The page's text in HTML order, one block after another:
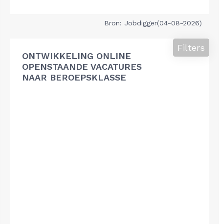
Bron: Jobdigger(04-08-2026)
ONTWIKKELING ONLINE
OPENSTAANDE VACATURES
NAAR BEROEPSKLASSE
Filters